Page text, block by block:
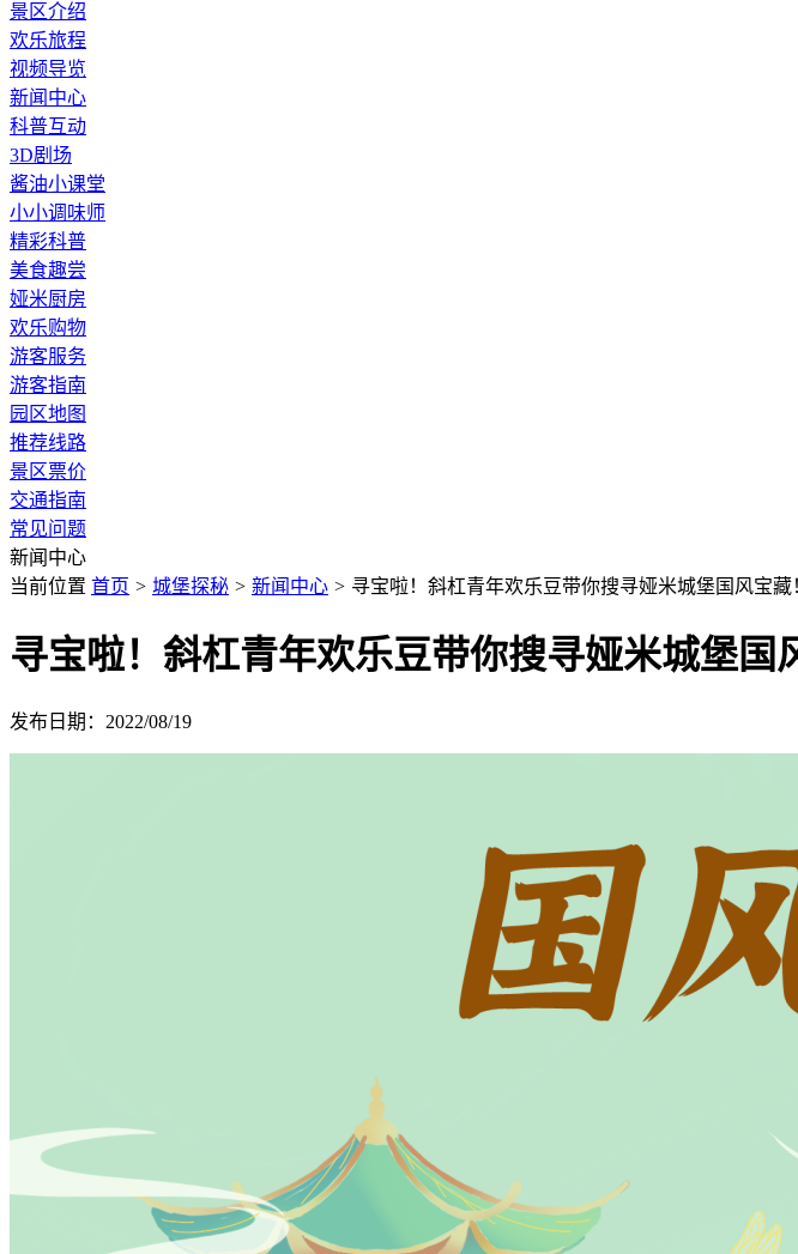
景区介绍
欢乐旅程
视频导览
新闻中心
科普互动
3D剧场
酱油小课堂
小小调味师
精彩科普
美食趣尝
娅米厨房
欢乐购物
游客服务
游客指南
园区地图
推荐线路
景区票价
交通指南
常见问题
新闻中心
当前位置 首页 > 城堡探秘 > 新闻中心 > 寻宝啦！斜杠青年欢乐豆带你搜寻娅米城堡国风宝藏
寻宝啦！斜杠青年欢乐豆带你搜寻娅米城堡国
发布日期：2022/08/19